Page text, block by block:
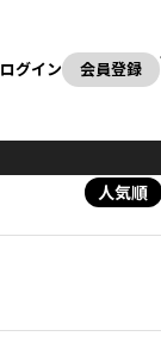
ログイン 会員登録
カート
人気順